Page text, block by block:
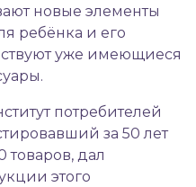
новые элементы
ребёнка и его
уже имеющиеся
потребителей
за 50 лет
товаров, дал
этого